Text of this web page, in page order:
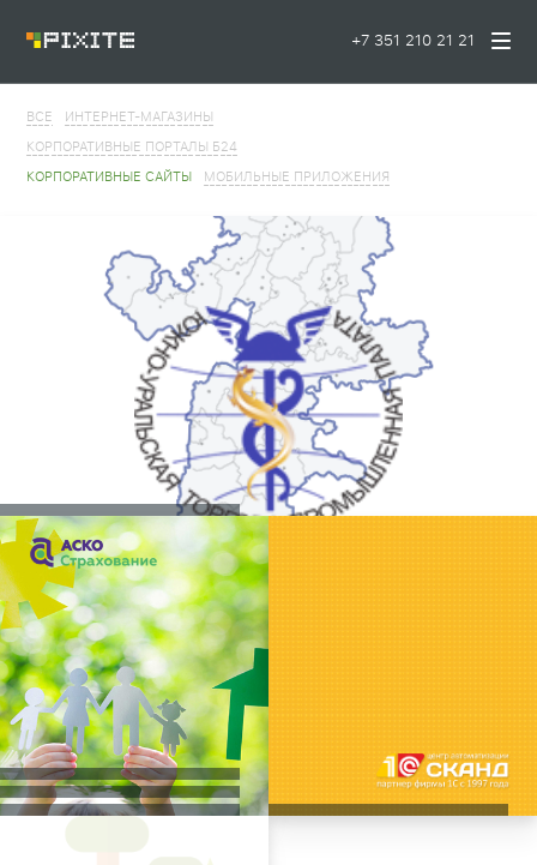
+7 351 210 21 21
ВСЕ ИНТЕРНЕТ-МАГАЗИНЫ
КОРПОРАТИВНЫЕ ПОРТАЛЫ Б24
КОРПОРАТИВНЫЕ САЙТЫ МОБИЛЬНЫЕ ПРИЛОЖЕНИЯ